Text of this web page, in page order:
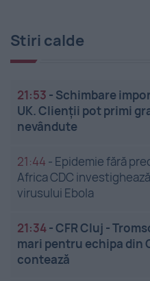
Stiri calde
21:53 - Schimbare
UK. Clienții pot primi
nevândute
21:44 - Epidemie fără
Africa CDC
virusului Ebola
21:34-CFR Cluj -
mari pentru echipa din
contează